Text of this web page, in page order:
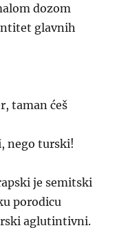
dozom
glavnih
taman ćeš
nego turski!
je semitski
porodicu
aglutintivni.